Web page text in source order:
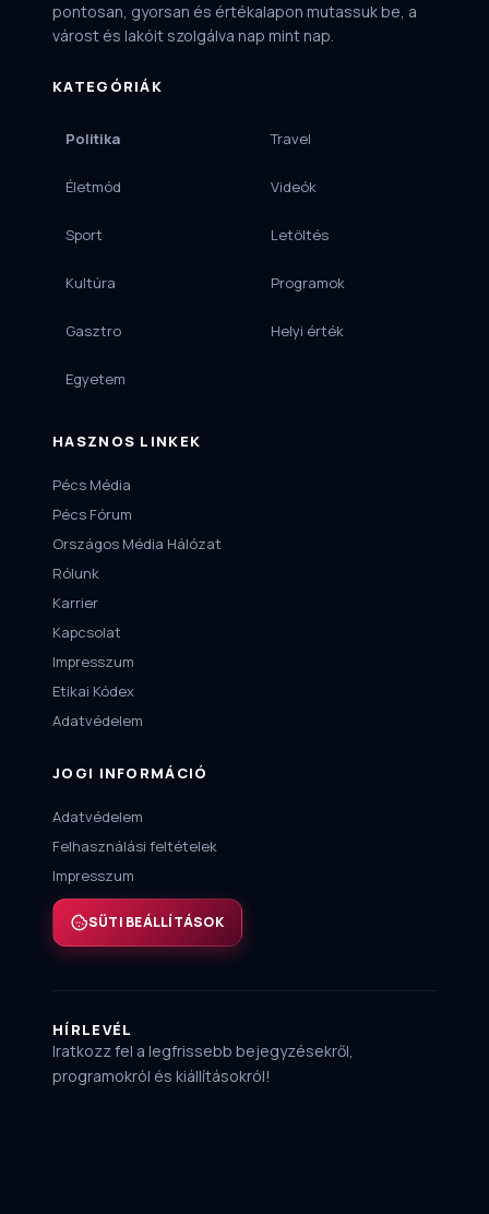
pontosan, gyorsan és értékalapon mutassuk be, a
várost és lakóit szolgálva nap mint nap.
KATEGÓRIÁK
Politika
Életmód
Sport
Kultúra
Gasztro
Egyetem
Travel
Videók
Letöltés
Programok
Helyi érték
HASZNOS LINKEK
Pécs Média
Pécs Fórum
Országos Média Hálózat
Rólunk
Karrier
Kapcsolat
Impresszum
Etikai Kódex
Adatvédelem
JOGI INFORMÁCIÓ
Adatvédelem
Felhasználási feltételek
Impresszum
SÜTI BEÁLLÍTÁSOK
HÍRLEVÉL
Iratkozz fel a legfrissebb bejegyzésekről,
programokról és kiállításokról!